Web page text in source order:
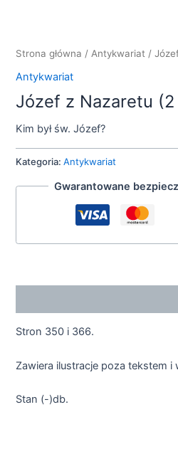
Strona główna / Antykwariat /
Antykwariat
Józef z Nazaretu
Kim był św. Józef?
Kategoria:Antykwariat
Gwarantowane
Stron 350 i 366.
Zawiera ilustracje poza tekstem i
Stan (-)db.